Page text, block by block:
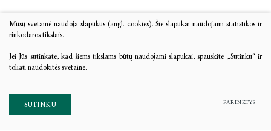
Mūsų svetainė naudoja slapukus (angl. cookies). Šie slapukai naudojami statistikos ir
rinkodaros tikslais.
Jei Jūs sutinkate, kad šiems tikslams būtų naudojami slapukai, spauskite „Sutinku“ ir
toliau naudokitės svetaine.
SUTINKU PARINKTYS